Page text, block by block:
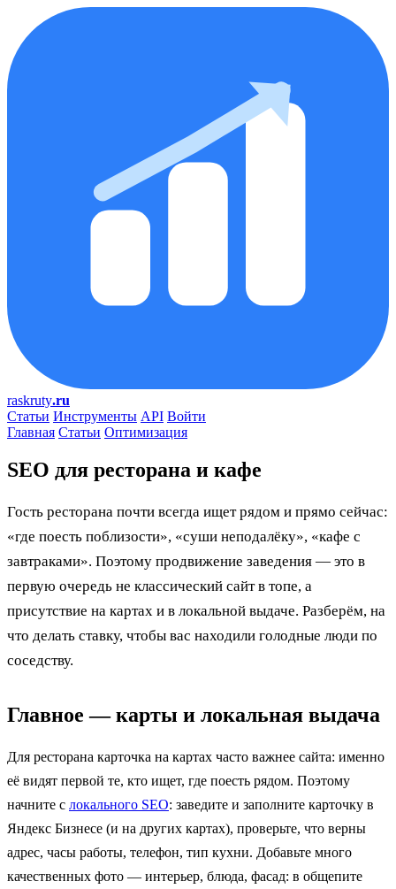
raskruty.ru
Статьи Инструменты API Войти
Главная Статьи Оптимизация
SEO для ресторана и кафе
Гость ресторана почти всегда ищет рядом и прямо сейчас:
«где поесть поблизости», «суши неподалёку», «кафе с
завтраками». Поэтому продвижение заведения — это в
первую очередь не классический сайт в топе, а
присутствие на картах и в локальной выдаче. Разберём, на
что делать ставку, чтобы вас находили голодные люди по
соседству.
Главное — карты и локальная выдача
Для ресторана карточка на картах часто важнее сайта: именно
её видят первой те, кто ищет, где поесть рядом. Поэтому
начните с локального SEO: заведите и заполните карточку в
Яндекс Бизнесе (и на других картах), проверьте, что верны
адрес, часы работы, телефон, тип кухни. Добавьте много
качественных фото — интерьер, блюда, фасад: в общепите